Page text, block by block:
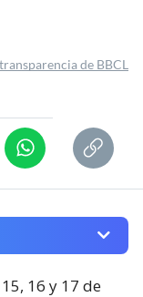
de BBCL
16 y 17 de